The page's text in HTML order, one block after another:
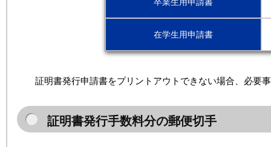
在学生用申請書
証明書発行申請書をプリントアウトできない場合、必要
証明書発行手数料分の郵便切手